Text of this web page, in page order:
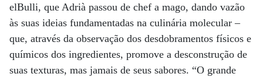
elBulli, que Adrià passou de chef a mago, dando vazão
às suas ideias fundamentadas na culinária molecular –
que, através da observação dos desdobramentos físicos e
químicos dos ingredientes, promove a desconstrução de
suas texturas, mas jamais de seus sabores. “O grande